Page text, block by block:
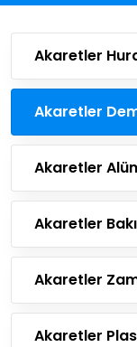
Akaretler
Akaretler
Akaretler
Akaretler
Akaretler
Akaretler